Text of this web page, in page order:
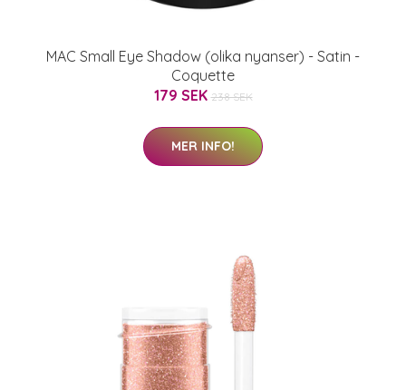
MAC Small Eye Shadow (olika nyanser) - Satin -
Coquette
179 SEK 238 SEK
MER INFO!